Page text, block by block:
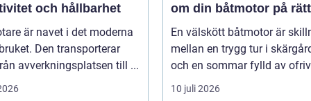
och hållbarhet
är navet i det moderna
Den transporterar
avverkningsplatsen till ...
om din båtmotor på
En välskött båtmotor är
mellan en trygg tur i
och en sommar fylld av
10 juli 2026